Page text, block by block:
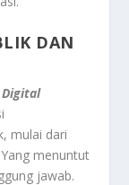
DAN
Digital
mulai dari
menuntut
jawab.